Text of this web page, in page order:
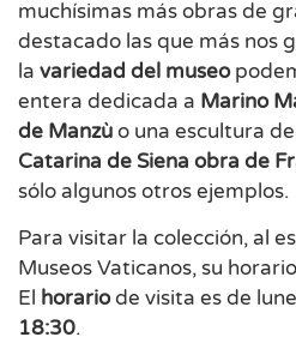
muchísimas más obras de
destacado las que más nos
la variedad del museo
entera dedicada a Marino
de Manzùo una escultura
Catarina de Siena obra de
sólo algunos otros ejemplos.
Para visitar la colección, al
Museos Vaticanos, su
El horariode visita es de
18:30.